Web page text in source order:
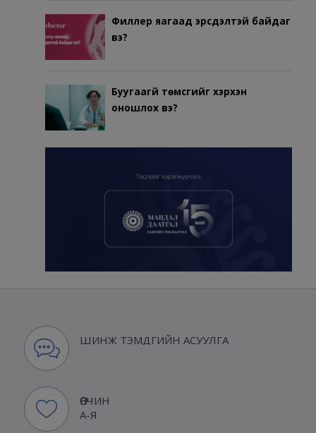
Филлер яагаад эрсдэлтэй байдаг
вэ?
Буугаагүй төмсгийг хэрхэн
оношлох вэ?
ШИНЖ ТЭМДГИЙН АСУУЛГА
ӨВЧИН
А-Я